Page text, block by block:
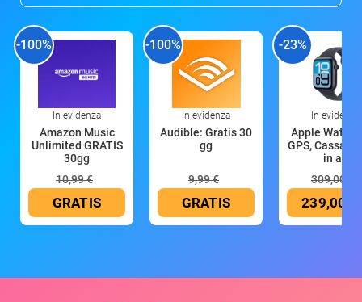
-100%
In evidenza
Amazon Music
Unlimited GRATIS
30gg
10,99 €
GRATIS
-100%
In evidenza
Audible: Gratis 30
gg
9,99 €
GRATIS
-23%
In evidenza
Apple Watch
GPS, Cassa
in all
309,00 €
239,00 €